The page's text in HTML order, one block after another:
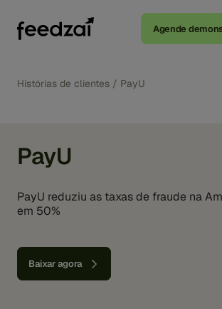
Agende
Histórias de clientes / PayU
PayU
PayU reduziu as taxas de fraude na
em 50%
Baixar agora